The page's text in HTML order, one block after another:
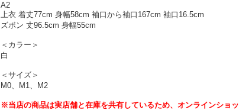
A2
上衣 着丈77cm 身幅58cm 袖口から袖口167cm 袖口16.5cm
ズボン 丈96.5cm 身幅55cm
＜カラー＞
白
＜サイズ＞
M0、M1、M2
※当店の商品は実店舗と在庫を共有しているため、オンラインショッ